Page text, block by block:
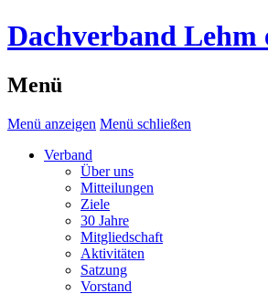
Dachverband Lehm
Menü
Menü anzeigen Menü schließen
Verband
Über uns
Mitteilungen
Ziele
30 Jahre
Mitgliedschaft
Aktivitäten
Satzung
Vorstand